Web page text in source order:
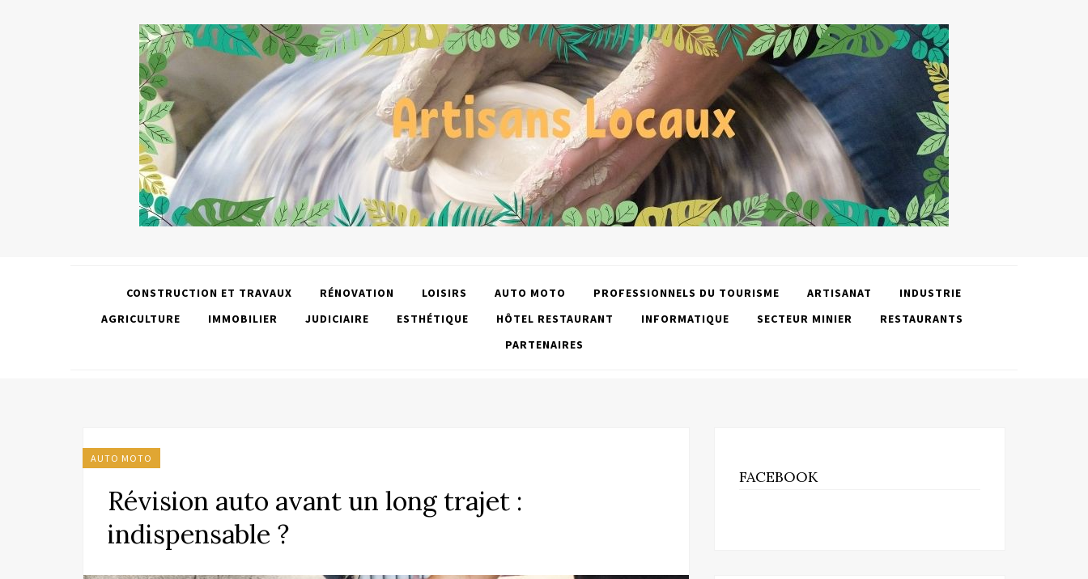
CONSTRUCTION ET TRAVAUX RÉNOVATION LOISIRS AUTO MOTO PROFESSIONNELS DU TOURISME ARTISANAT
INDUSTRIE
AGRICULTURE
IMMOBILIER JUDICIAIRE ESTHÉTIQUE HÔTEL RESTAURANT INFORMATIQUE SECTEUR MINIER
RESTAURANTS
PARTENAIRES
AUTO MOTO
Révision auto avant un long trajet :
indispensable ?
FACEBOOK